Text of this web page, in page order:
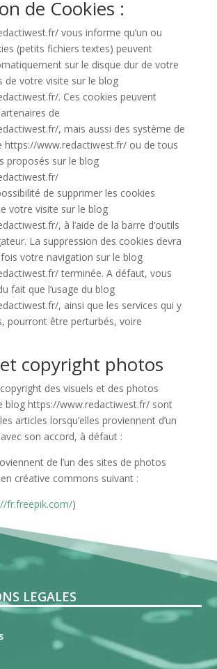
de Cookies :
vous informe qu’un ou
(petits fichiers textes) peuvent
sur le disque dur de votre
de votre visite sur le blog
. Ces cookies peuvent
de
, mais aussi des système de
https://www.redactiwest.fr/ ou de tous
proposés sur le blog
de supprimer les cookies
votre visite sur le blog
, à l’aide de la barre d’outils
La suppression des cookies devra
votre navigation sur le blog
terminée. A défaut, vous
fait que l’usage du blog
, ainsi que les services qui y
pourront être perturbés, voire
copyright photos
des visuels et des photos
blog https://www.redactiwest.fr/ sont
articles lorsqu’elles proviennent d’un
son accord, à défaut :
de l’un des sites de photos
créative commons suivant :
fr.freepik.com/)
LEGALES